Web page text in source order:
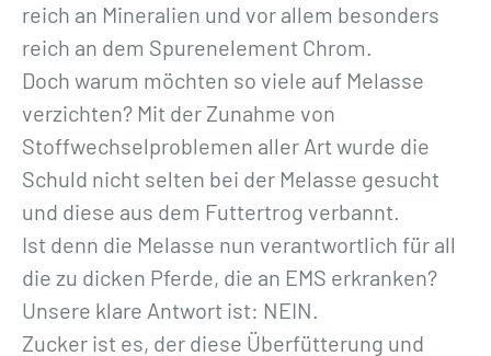
reich an Mineralien und vor allem besonders
reich an dem Spurenelement Chrom.
Doch warum möchten so viele auf Melasse
verzichten? Mit der Zunahme von
Stoffwechselproblemen aller Art wurde die
Schuld nicht selten bei der Melasse gesucht
und diese aus dem Futtertrog verbannt.
Ist denn die Melasse nun verantwortlich für all
die zu dicken Pferde, die an EMS erkranken?
Unsere klare Antwort ist: NEIN.
Zucker ist es, der diese Überfütterung und